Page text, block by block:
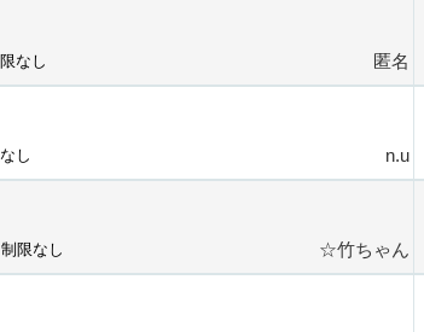
なし 匿名
し n.u
制限なし ☆竹ちゃん